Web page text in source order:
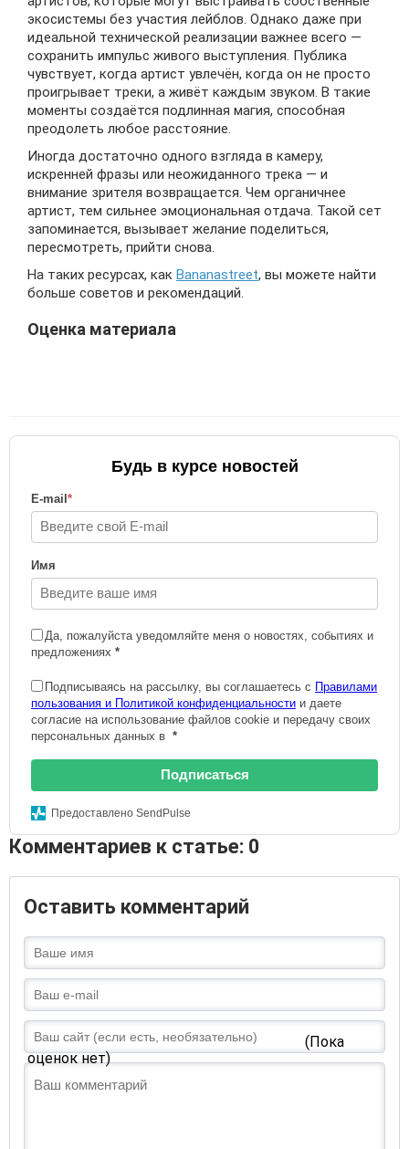
экосистемы без участия лейблов. Однако даже при
идеальной технической реализации важнее всего —
сохранить импульс живого выступления. Публика
чувствует, когда артист увлечён, когда он не просто
проигрывает треки, а живёт каждым звуком. В такие
моменты создаётся подлинная магия, способная
преодолеть любое расстояние.
Иногда достаточно одного взгляда в камеру,
искренней фразы или неожиданного трека — и
внимание зрителя возвращается. Чем органичнее
артист, тем сильнее эмоциональная отдача. Такой сет
запоминается, вызывает желание поделиться,
пересмотреть, прийти снова.
На таких ресурсах, как Bananastreet, вы можете найти
больше советов и рекомендаций.
Оценка материала
(Пока
оценок нет)
Будь в курсе новостей
E-mail *
Имя
Да, пожалуйста уведомляйте меня о новостях, событиях и
предложениях *
Подписываясь на рассылку, вы соглашаетесь с Правилами
пользования и Политикой конфиденциальности и даете
согласие на использование файлов cookie и передачу своих
персональных данных в *
Подписаться
Предоставлено SendPulse
Комментариев к статье: 0
Оставить комментарий